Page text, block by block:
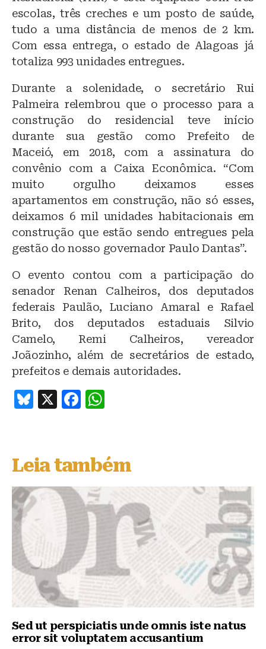
escolas, três creches e um posto de saúde,
tudo a uma distância de menos de 2 km.
Com essa entrega, o estado de Alagoas já
totaliza 993 unidades entregues.
Durante a solenidade, o secretário Rui
Palmeira relembrou que o processo para a
construção do residencial teve início
durante sua gestão como Prefeito de
Maceió, em 2018, com a assinatura do
convênio com a Caixa Econômica. “Com
muito orgulho deixamos esses
apartamentos em construção, não só esses,
deixamos 6 mil unidades habitacionais em
construção que estão sendo entregues pela
gestão do nosso governador Paulo Dantas”.
O evento contou com a participação do
senador Renan Calheiros, dos deputados
federais Paulão, Luciano Amaral e Rafael
Brito, dos deputados estaduais Silvio
Camelo, Remi Calheiros, vereador
Joãozinho, além de secretários de estado,
prefeitos e demais autoridades.
B
s
k
y
X
F
e
b
o
o
k
s
A
p
p
Leia também
Sed ut perspiciatis unde omnis iste natus
error sit voluptatem accusantium